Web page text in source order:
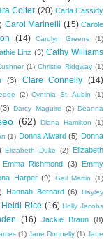
Colter (20) Carla Cassidy
Carol Marinelli (15) Carole
(14) Carolyn Greene
(1)
Linz (3) Cathy Williams
(1) Christie Ridgway (1)
(3) Clare Connelly (14)
(2) Cynthia St. Aubin (1)
(3) Darcy Maguire (2) Deanna
(62) Diana Hamilton (1)
(1) Donna Alward (5) Donna
Elizabeth Duke (2)
Elizabeth
Emma Richmond (3)
Emmy
Harper (9) Gail Martin
(1)
Hannah Bernard (6)
Hayley
Heidi Rice (16) Holly Jacobs
(16) Jackie Braun (8)
(1) Jane Donnelly (1) Jane